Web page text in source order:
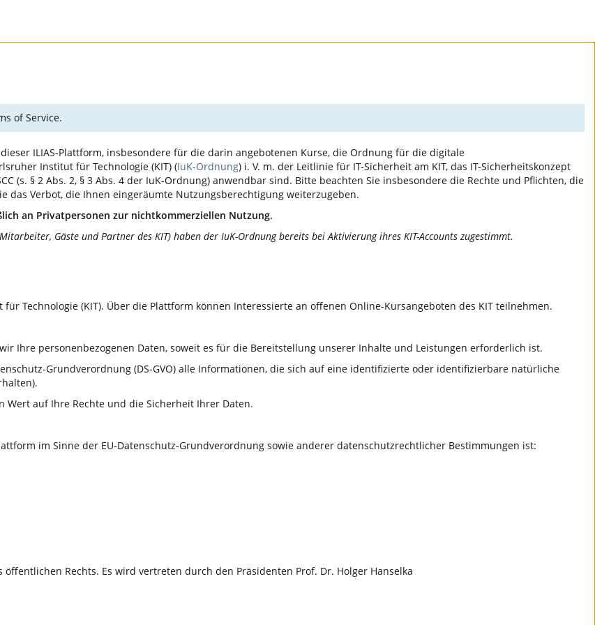
of Service.
ILIAS-Plattform, insbesondere für die darin angebotenen Kurse, die Ordnung für die digitale
Institut für Technologie (KIT) (IuK-Ordnung) i. V. m. der Leitlinie für IT-Sicherheit am KIT, das IT-Sicherheitskonzept
(s. § 2 Abs. 2, § 3 Abs. 4 der IuK-Ordnung) anwendbar sind. Bitte beachten Sie insbesondere die Rechte und Pflichten, die
das Verbot, die Ihnen eingeräumte Nutzungsberechtigung weiterzugeben.
an Privatpersonen zur nichtkommerziellen Nutzung.
Gäste und Partner des KIT) haben der IuK-Ordnung bereits bei Aktivierung ihres KIT-Accounts zugestimmt.
Technologie (KIT). Über die Plattform können Interessierte an offenen Online-Kursangeboten des KIT teilnehmen.
Ihre personenbezogenen Daten, soweit es für die Bereitstellung unserer Inhalte und Leistungen erforderlich ist.
Grundverordnung (DS-GVO) alle Informationen, die sich auf eine identifizierte oder identifizierbare natürliche
auf Ihre Rechte und die Sicherheit Ihrer Daten.
im Sinne der EU-Datenschutz-Grundverordnung sowie anderer datenschutzrechtlicher Bestimmungen ist:
Rechts. Es wird vertreten durch den Präsidenten Prof. Dr. Holger Hanselka